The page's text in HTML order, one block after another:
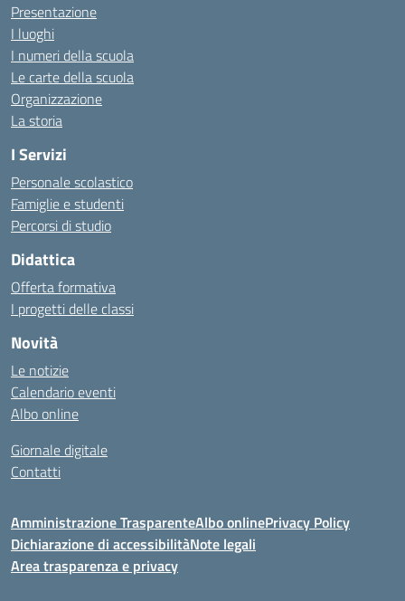
Presentazione
I luoghi
I numeri della scuola
Le carte della scuola
Organizzazione
La storia
I Servizi
Personale scolastico
Famiglie e studenti
Percorsi di studio
Didattica
Offerta formativa
I progetti delle classi
Novità
Le notizie
Calendario eventi
Albo online
Giornale digitale
Contatti
Amministrazione TrasparenteAlbo onlinePrivacy Policy
Dichiarazione di accessibilitàNote legali
Area trasparenza e privacy